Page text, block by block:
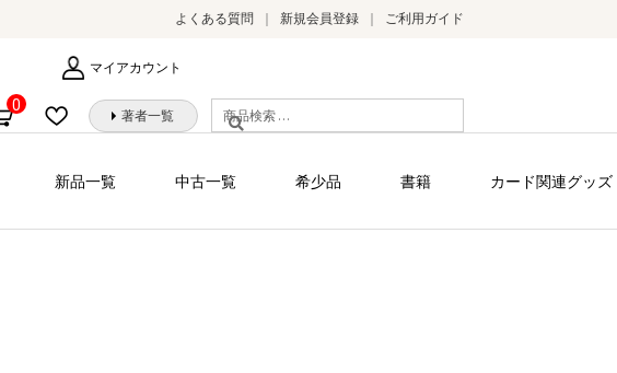
よくある質問 新規会員登録 ご利用ガイド
マイアカウント
検
索
象:
著者一覧
0
個
新品一覧 中古一覧 希少品 書籍 カード関連グッズ